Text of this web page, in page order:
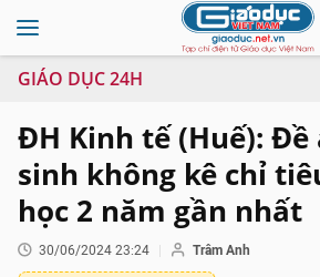
GIÁO DỤC 24H
ĐH Kinh tế (Huế):
sinh không kê chỉ
học 2 năm gần nhất
30/06/2024 23:24 Trâm Anh